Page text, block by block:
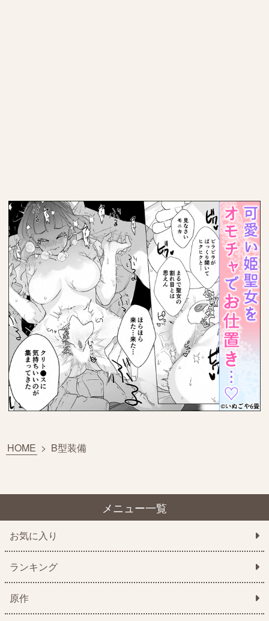
HOME > B型装備
メニュー一覧
お気に入り
ランキング
原作